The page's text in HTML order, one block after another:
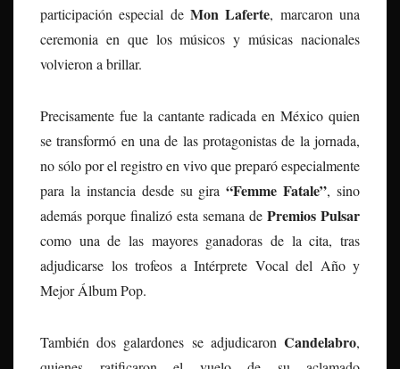
participación especial de Mon Laferte, marcaron una
ceremonia en que los músicos y músicas nacionales
volvieron a brillar.
Precisamente fue la cantante radicada en México quien
se transformó en una de las protagonistas de la jornada,
no sólo por el registro en vivo que preparó especialmente
para la instancia desde su gira“Femme Fatale”, sino
además porque finalizó esta semana de Premios Pulsar
como una de las mayores ganadoras de la cita, tras
adjudicarse los trofeos a Intérprete Vocal del Año y
Mejor Álbum Pop.
También dos galardones se adjudicaron Candelabro,